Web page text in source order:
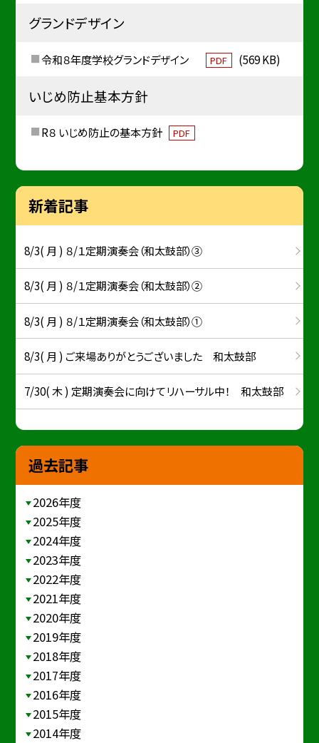
グランドデザイン
令和８年度学校グランドデザイン PDF (569 KB)
いじめ防止基本方針
R８ いじめ防止の基本方針 PDF
新着記事
8/3( 月 ) ８/１定期演奏会（和太鼓部）③
8/3( 月 ) ８/１定期演奏会（和太鼓部）②
8/3( 月 ) ８/１定期演奏会（和太鼓部）①
8/3( 月 ) ご来場ありがとうございました 和太鼓部
7/30( 木 ) 定期演奏会に向けてリハーサル中！ 和太鼓部
過去記事
2026年度
2025年度
2024年度
2023年度
2022年度
2021年度
2020年度
2019年度
2018年度
2017年度
2016年度
2015年度
2014年度